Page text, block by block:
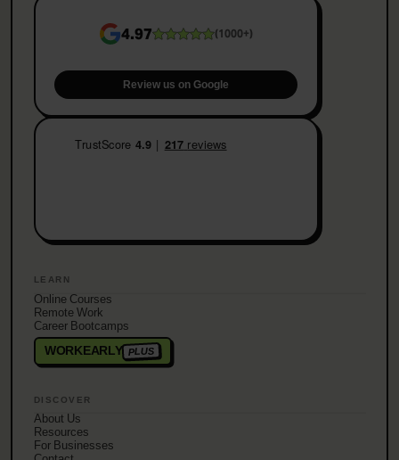
4.97 (1000+)
Review us on Google
LEARN
Online Courses
Remote Work
Career Bootcamps
WORKEARLY PLUS
DISCOVER
About Us
Resources
For Businesses